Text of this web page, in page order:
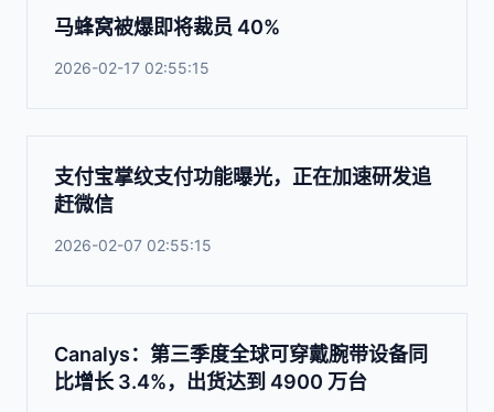
马蜂窝被爆即将裁员 40%
2026-02-17 02:55:15
支付宝掌纹支付功能曝光，正在加速研发追
赶微信
2026-02-07 02:55:15
Canalys：第三季度全球可穿戴腕带设备同
比增长 3.4%，出货达到 4900 万台